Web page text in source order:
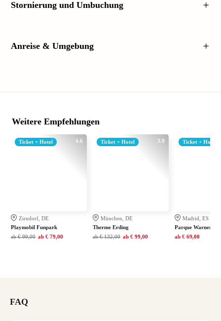
Stornierung und Umbuchung
Anreise & Umgebung
Weitere Empfehlungen
4.6
Ticket + Hotel
Zirndorf, DE
Playmobil Funpark
ab € 99,00 ab € 79,00
3.9
Ticket + Hotel
München, DE
Therme Erding
ab € 132,00 ab € 99,00
Ticket + Hotel
Madrid, ES
Parque Warner
ab € 69,00
FAQ